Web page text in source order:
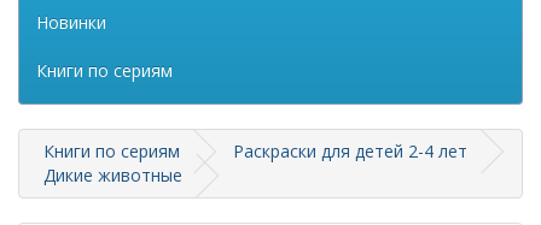
Новинки
Книги по сериям
Книги по сериям
Раскраски для детей 2-4 лет
Дикие животные